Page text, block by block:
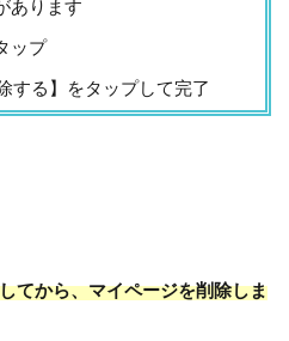
あります
ップ
する】をタップして完了
てから、マイページを削除しま